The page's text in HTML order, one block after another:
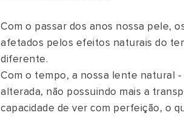
Com o passar dos anos nossa pele,
afetados pelos efeitos naturais do
diferente.
Com o tempo, a nossa lente natural
alterada, não possuindo mais a
capacidade de ver com perfeição, o